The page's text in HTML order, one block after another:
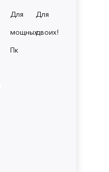
Для
мощных
Пк
Для
двоих!